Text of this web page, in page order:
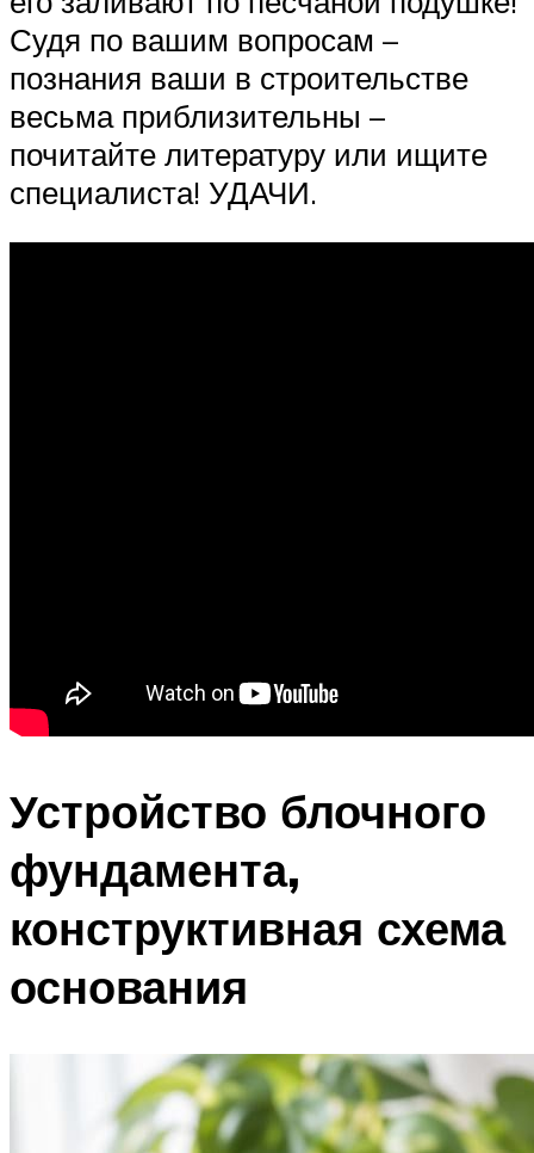
Судя по вашим вопросам –
познания ваши в строительстве
весьма приблизительны –
почитайте литературу или ищите
специалиста! УДАЧИ.
Устройство блочного
фундамента,
конструктивная схема
основания